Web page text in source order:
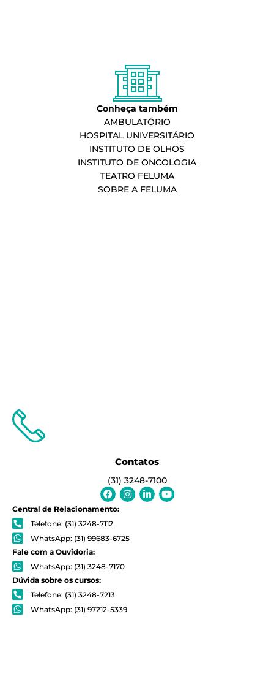
Conheça também
AMBULATÓRIO
HOSPITAL UNIVERSITÁRIO
INSTITUTO DE OLHOS
INSTITUTO DE ONCOLOGIA
TEATRO FELUMA
SOBRE A FELUMA
Contatos
(31) 3248-7100
Facebook-
f
Instagram
Linkedin-
in
Youtube
Central de Relacionamento:
Telefone: (31) 3248-7112
WhatsApp: (31) 99683-6725
Fale com a Ouvidoria:
WhatsApp: (31) 3248-7170
Dúvida sobre os cursos:
Telefone: (31) 3248-7213
WhatsApp: (31) 97212-5339